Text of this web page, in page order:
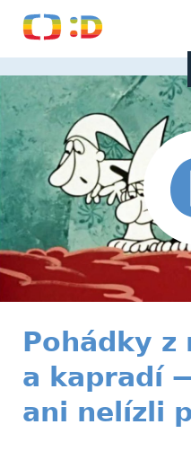
Pohádky z
a kapradí
ani nelízli